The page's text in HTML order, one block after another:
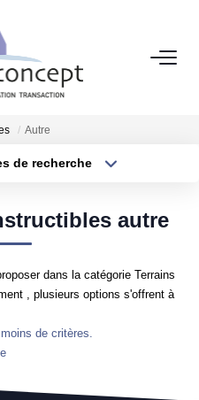
Clients
CLIENT
Autre
de recherche
Plus de critères
autre
dans la catégorie Terrains
, plusieurs options s'offrent à
de critères.